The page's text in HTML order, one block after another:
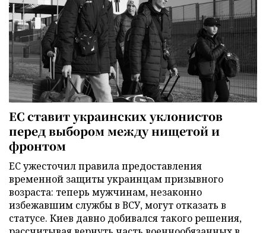
ЕС ставит украинских уклонистов
перед выбором между нищетой и
фронтом
ЕС ужесточил правила предоставления
временной защиты украинцам призывного
возраста: теперь мужчинам, незаконно
избежавшим службы в ВСУ, могут отказать в
статусе. Киев давно добивался такого решения,